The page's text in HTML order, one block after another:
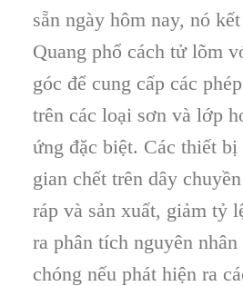
sẵn ngày hôm nay, nó
Quang phổ cách tử lõm
góc để cung cấp các
trên các loại sơn và lớp
ứng đặc biệt. Các thiết
gian chết trên dây
ráp và sản xuất, giảm tỷ
ra phân tích nguyên nhân
chóng nếu phát hiện ra